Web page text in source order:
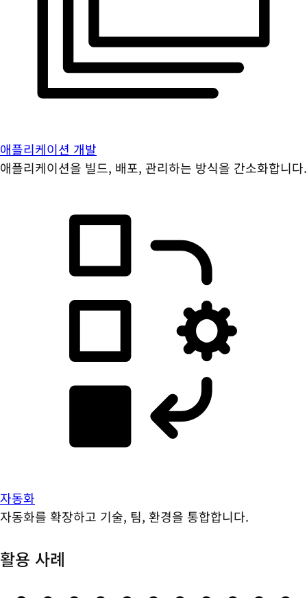
애플리케이션 개발
애플리케이션을 빌드, 배포, 관리하는 방식을 간소화합니다.
자동화
자동화를 확장하고 기술, 팀, 환경을 통합합니다.
활용 사례